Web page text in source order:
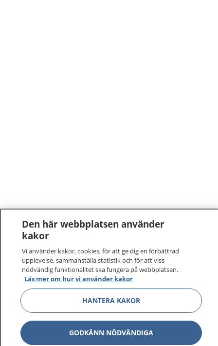
1177 –tryggt om din hälsa och vård
På 1177.se får du råd om hälsa och information om
sjukdomar och vilka mottagningar du kan kontakta.
Logga in för att läsa din journal och göra dina
vårdärenden. Ring telefonnummer 1177 för
sjukvårdsrådgivning dygnet runt.
1177 ger dig råd när du vill må bättre.
Den här webbplatsen använder
kakor
Vi använder kakor, cookies, för att ge dig en förbättrad
upplevelse, sammanställa statistik och för att viss
nödvändig funktionalitet ska fungera på webbplatsen.
Läs mer om hur vi använder kakor
HANTERA KAKOR
GODKÄNN NÖDVÄNDIGA